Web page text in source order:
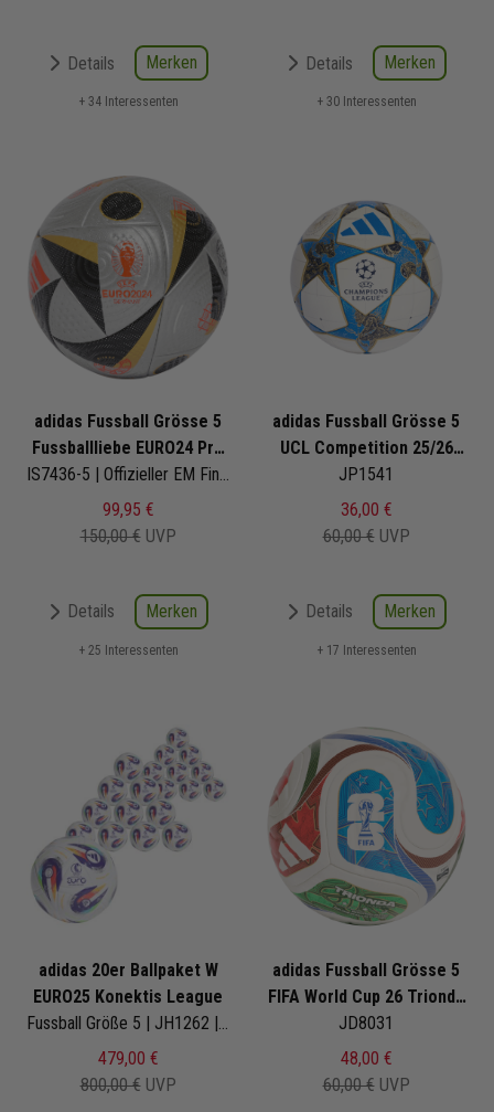
Details Merken
+ 34 Interessenten
Details Merken
+ 30 Interessenten
adidas Fussball Grösse 5
Fussballliebe EURO24 Pro
Final
IS7436-5 | Offizieller EM Finalball 2024
99,95 €
150,00 € UVP
Details Merken
+ 25 Interessenten
adidas Fussball Grösse 5
UCL Competition 25/26
League Stage
JP1541
36,00 €
60,00 € UVP
Details Merken
+ 17 Interessenten
adidas 20er Ballpaket W
EURO25 Konektis League
479,00 €
800,00 € UVP
adidas Fussball Grösse 5
FIFA World Cup 26 Trionda
Competition
JD8031
48,00 €
60,00 € UVP